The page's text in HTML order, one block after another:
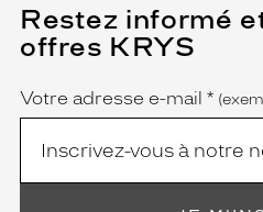
Restez informé
offres KRYS
Name
Votre adresse e-mail *
(Ce
champ
est
obligatoire)